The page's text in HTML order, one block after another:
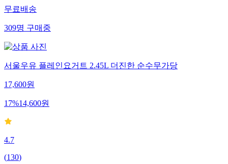
무료배송
309명구매중
서울우유 플레인요거트 2.45L 더진한 순수무가당
17,600원
17%14,600원
4.7
(130)